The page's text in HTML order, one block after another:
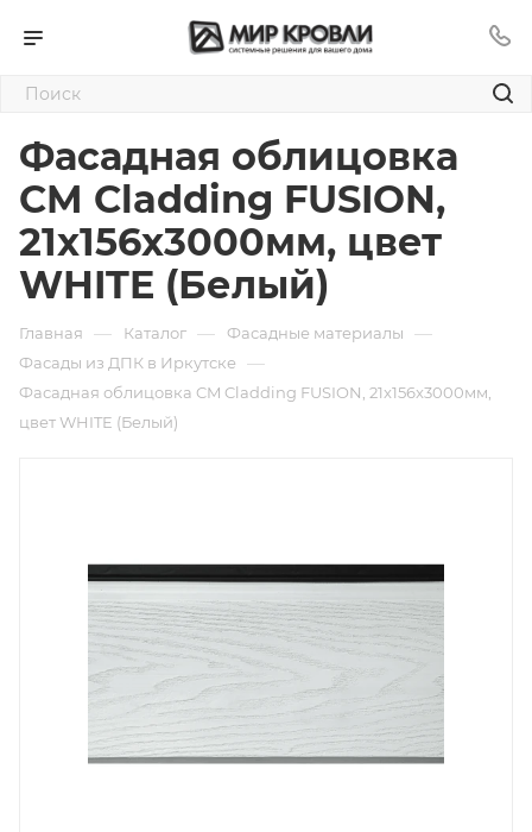
Фасадная облицовка
CM Cladding FUSION,
21x156x3000мм, цвет
WHITE (Белый)
Главная — Каталог — Фасадные материалы —
Фасады из ДПК в Иркутске —
Фасадная облицовка CM Cladding FUSION, 21x156x3000мм,
цвет WHITE (Белый)